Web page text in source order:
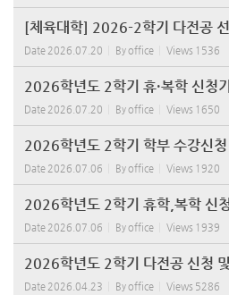
[체육대학] 2026-2학기 다전공
Date 2026.07.20 Byoffice Views 1536
2026학년도 2학기 휴·복학 신청
Date 2026.07.20 Byoffice Views 1650
2026학년도 2학기 학부 수강신청
Date 2026.07.06 Byoffice Views 1920
2026학년도 2학기 휴학,복학 신
Date 2026.07.06 Byoffice Views 1939
2026학년도 2학기 다전공 신청
Date 2026.04.23 Byoffice Views 5286